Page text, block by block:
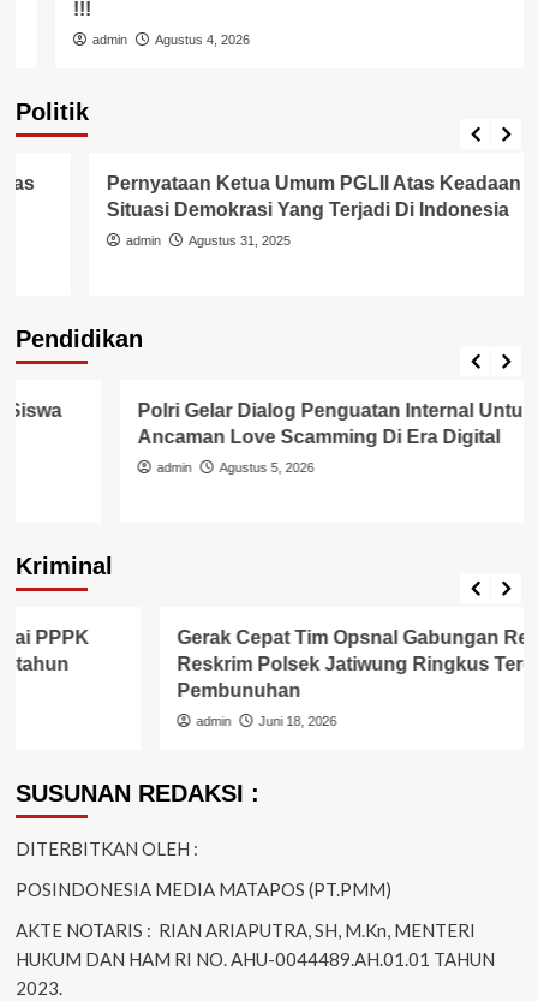
admin Agustus 4, 2026
Politik
Pemerintah
Pernyataan Ketua Umum PGLII Atas Keadaan
Situasi Demokrasi Yang Terjadi Di Indonesia
Agustus 31, 2025
Pendidikan
Pendidikan
Polri Gelar Dialog Penguatan Internal Untuk Hadapi
Ancaman Love Scamming Di Era Digital
Agustus 5, 2026
Kriminal
Berita Polisi
Gerak Cepat Tim Opsnal Gabungan Resmob Dan
Reskrim Polsek Jatiwung Ringkus Terduga Pelaku
Juni 18, 2026
SUSUNAN REDAKSI :
DITERBITKAN OLEH :
POSINDONESIA MEDIA MATAPOS (PT.PMM)
AKTE NOTARIS : RIAN ARIAPUTRA, SH, M.Kn, MENTERI
HUKUM DAN HAM RI NO. AHU-0044489.AH.01.01 TAHUN
2023.